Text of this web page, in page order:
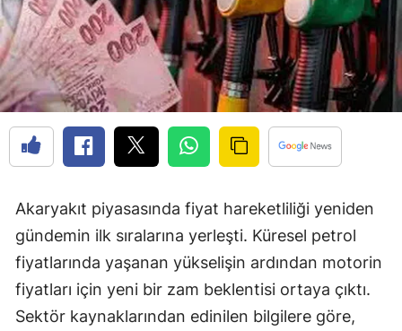
Akaryakıt piyasasında fiyat hareketliliği yeniden
gündemin ilk sıralarına yerleşti. Küresel petrol
fiyatlarında yaşanan yükselişin ardından motorin
fiyatları için yeni bir zam beklentisi ortaya çıktı.
Sektör kaynaklarından edinilen bilgilere göre,